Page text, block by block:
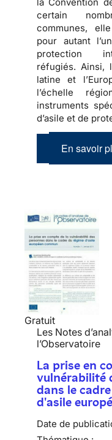
certain
communes,
pour autant
protection
réfugiés. Ainsi,
latine et
l’échelle
instruments
d’asile et de
En savoir
Gratuit
Les Notes
l’Observatoire
La prise en
vulnérabilité
dans le
d'asile
Date de